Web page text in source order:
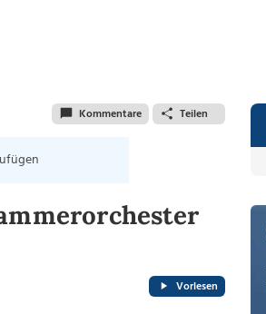
Kommentare Teilen
Vorlesen